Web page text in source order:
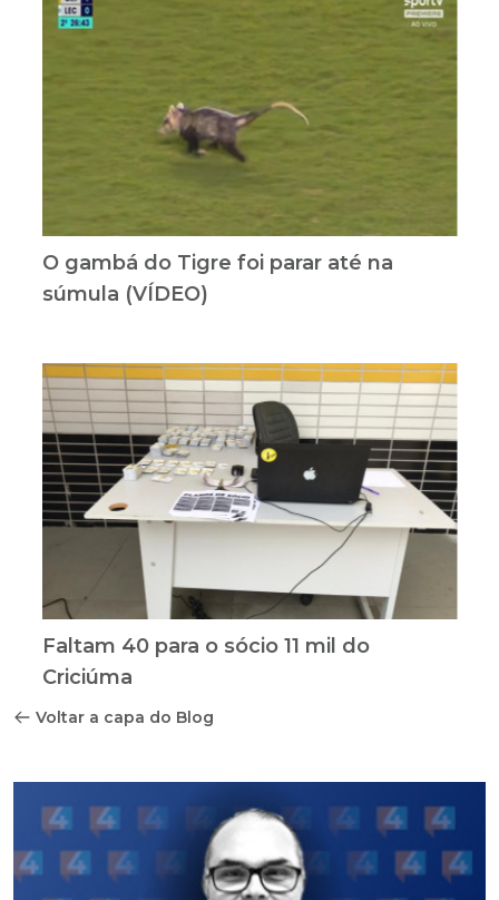
O gambá do Tigre foi parar até na
súmula (VÍDEO)
Faltam 40 para o sócio 11 mil do
Criciúma
Voltar a capa do Blog